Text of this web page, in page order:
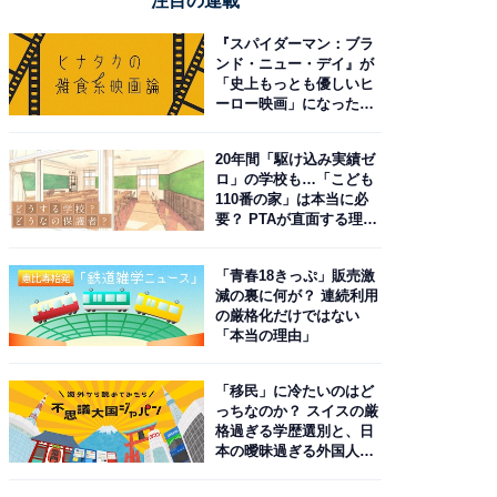
『スパイダーマン：ブラ
ンド・ニュー・デイ』が
「史上もっとも優しいヒ
ーロー映画」になった理
20年間「駆け込み実績ゼ
ロ」の学校も…「こども
110番の家」は本当に必
要？ PTAが直面する理想
「青春18きっぷ」販売激
減の裏に何が？ 連続利用
の厳格化だけではない
「本当の理由」
「移民」に冷たいのはど
っちなのか？ スイスの厳
格過ぎる学歴選別と、日
本の曖昧過ぎる外国人政